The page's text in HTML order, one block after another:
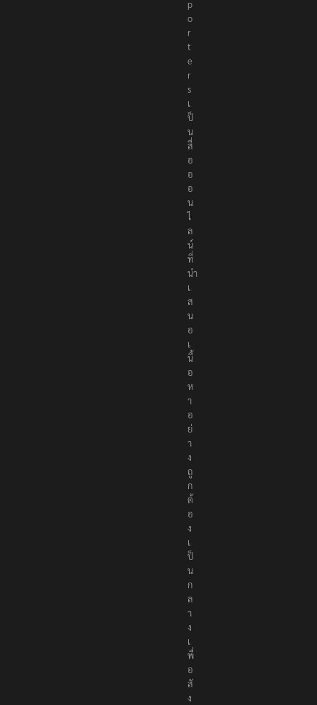
p
o
r
t
e
r
s
เ
ป็
น
สื่
อ
อ
อ
น
ไ
ล
น์
ที่
นำ
เ
ส
น
อ
เ
นื้
อ
ห
า
อ
ย่
า
ง
ถู
ก
ต้
อ
ง
เ
ป็
น
ก
ล
า
ง
เ
พื่
อ
สั
ง